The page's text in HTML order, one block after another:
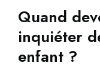
Quand
inquiéter
enfant ?